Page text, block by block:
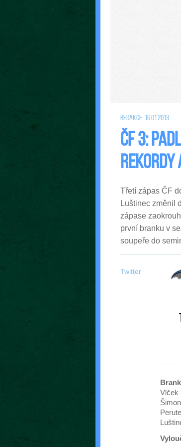
Redakce, 16.01.2013
ČF 3:
rekordy
Třetí zápas ČF
Luštinec změnil
zápase
první branku v
soupeře do
Twitter
Vlček